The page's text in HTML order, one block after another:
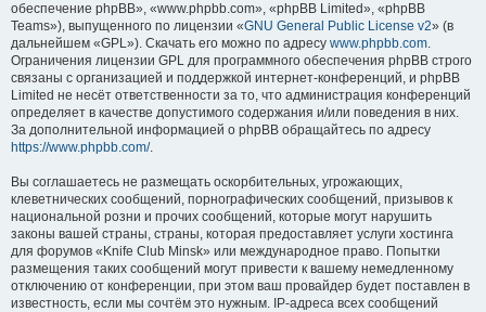
обеспечение phpBB», «www.phpbb.com», «phpBB Limited», «phpBB
Teams»), выпущенного по лицензии «GNU General Public License v2» (в
дальнейшем «GPL»). Скачать его можно по адресу www.phpbb.com.
Ограничения лицензии GPL для программного обеспечения phpBB строго
связаны с организацией и поддержкой интернет-конференций, и phpBB
Limited не несёт ответственности за то, что администрация конференций
определяет в качестве допустимого содержания и/или поведения в них.
За дополнительной информацией о phpBB обращайтесь по адресу
https://www.phpbb.com/.
Вы соглашаетесь не размещать оскорбительных, угрожающих,
клеветнических сообщений, порнографических сообщений, призывов к
национальной розни и прочих сообщений, которые могут нарушить
законы вашей страны, страны, которая предоставляет услуги хостинга
для форумов «Knife Club Minsk» или международное право. Попытки
размещения таких сообщений могут привести к вашему немедленному
отключению от конференции, при этом ваш провайдер будет поставлен в
известность, если мы сочтём это нужным. IP-адреса всех сообщений